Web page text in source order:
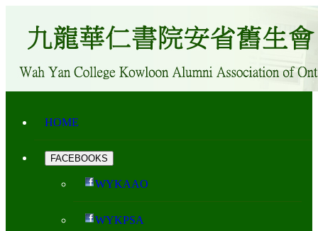
HOME
FACEBOOKS
WYKAAO
WYKPSA